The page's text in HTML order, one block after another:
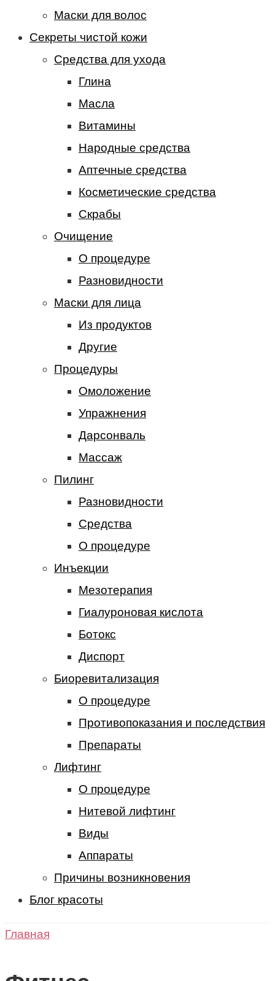
Маски для волос
Секреты чистой кожи
Средства для ухода
Глина
Масла
Витамины
Народные средства
Аптечные средства
Косметические средства
Скрабы
Очищение
О процедуре
Разновидности
Маски для лица
Из продуктов
Другие
Процедуры
Омоложение
Упражнения
Дарсонваль
Массаж
Пилинг
Разновидности
Средства
О процедуре
Инъекции
Мезотерапия
Гиалуроновая кислота
Ботокс
Диспорт
Биоревитализация
О процедуре
Противопоказания и последствия
Препараты
Лифтинг
О процедуре
Нитевой лифтинг
Виды
Аппараты
Причины возникновения
Блог красоты
Главная